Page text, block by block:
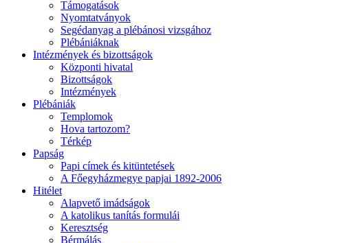
Támogatások
Nyomtatványok
Segédanyag a plébánosi vizsgához
Plébániáknak
Intézmények és bizottságok
Központi hivatal
Bizottságok
Intézmények
Plébániák
Templomok
Hova tartozom?
Térkép
Papság
Papi címek és kitüntetések
A Főegyházmegye papjai 1892-2006
Hitélet
Alapvető imádságok
A katolikus tanítás formulái
Keresztség
Bérmálás